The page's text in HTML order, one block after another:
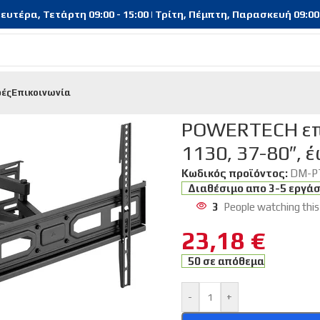
Τετάρτη 09:00 - 15:00 | Τρίτη, Πέμπτη, Παρασκευή
Επικοινωνία
POWERTECH
1130, 37-80″,
Κωδικός προϊόντος: DM-
Διαθέσιμο απο 3-5
3 People watching
23,18 €
50 σε απόθεμα
- +